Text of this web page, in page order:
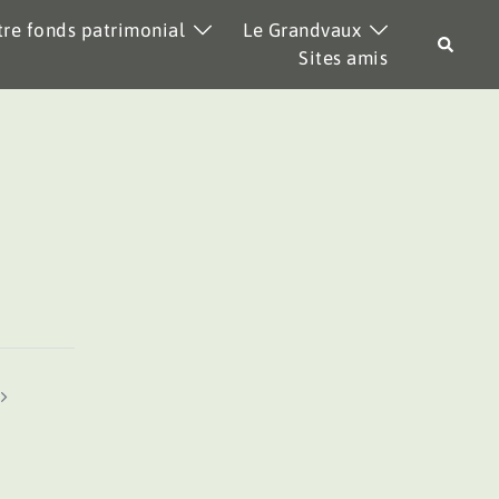
fonds patrimonial
Le Grandvaux
Sites amis